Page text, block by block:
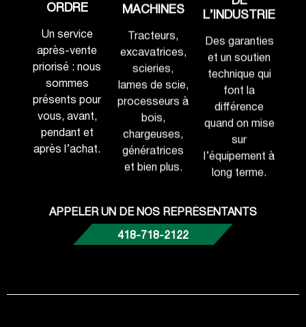
ORDRE
Un service
après-vente
priorisé : nous
sommes
présents pour
vous, avant,
pendant et
après l’achat.
MACHINES
Tracteurs,
excavatrices,
scieries,
lames de scie,
processeurs à
bois,
chargeuses,
génératrices
et bien plus.
L’INDUSTRIE
Des garanties
et un soutien
technique qui
font la
différence
quand on mise
l’équipement à
long terme.
APPELER UN DE NOS REPRÉSENTANTS
418-718-2122